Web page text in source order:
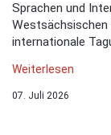
Sprachen und
Westsächsischen
internationale
Weiterlesen
07. Juli 2026